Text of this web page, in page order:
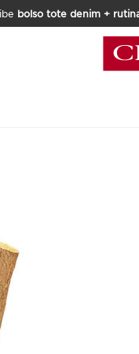
bolso tote denim +